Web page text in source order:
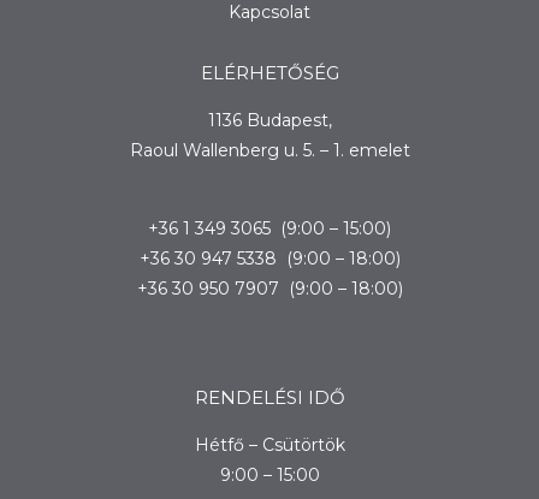
Kapcsolat
ELÉRHETŐSÉG
1136 Budapest,
Raoul Wallenberg u. 5. – 1. emelet
+36 1 349 3065 (9:00 – 15:00)
+36 30 947 5338 (9:00 – 18:00)
+36 30 950 7907 (9:00 – 18:00)
RENDELÉSI IDŐ
Hétfő – Csütörtök
9:00 – 15:00